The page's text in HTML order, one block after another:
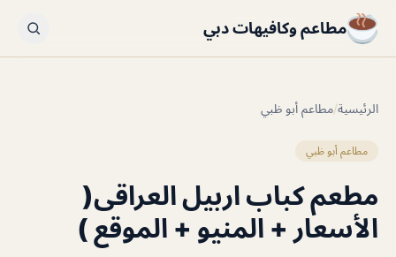
مطاعم وكافيهات دبي
الرئيسية/مطاعم أبو ظبي
مطاعم أبو ظبي
مطعم كباب اربيل العراقى(
الأسعار + المنيو + الموقع )